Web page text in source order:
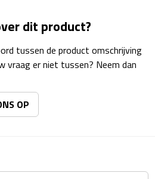
dit product?
tussen de product omschrijving
er niet tussen? Neem dan
OP